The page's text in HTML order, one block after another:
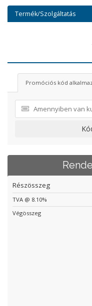
Termék/Szolgáltatás
Promóciós kód
Részösszeg
TVA @ 8.10%
Végösszeg